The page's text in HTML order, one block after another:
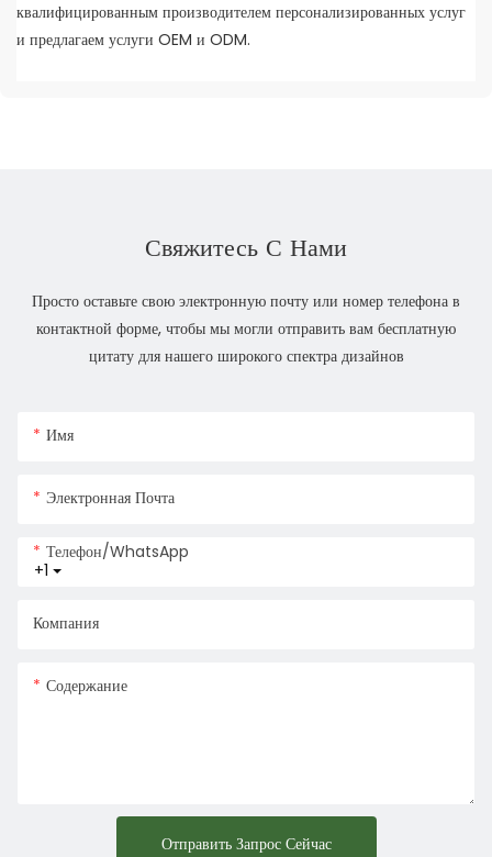
квалифицированным производителем персонализированных услуг
и предлагаем услуги OEM и ODM.
Свяжитесь С Нами
Просто оставьте свою электронную почту или номер телефона в
контактной форме, чтобы мы могли отправить вам бесплатную
цитату для нашего широкого спектра дизайнов
Имя
Электронная Почта
+1
Телефон/WhatsApp
Компания
Содержание
Отправить Запрос Сейчас